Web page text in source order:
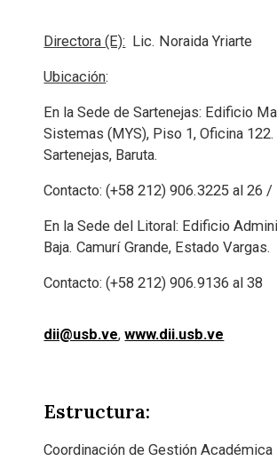
Directora (E): Lic. Noraida Yriarte
Ubicación:
En la Sede de Sartenejas: Edificio
Sistemas (MYS), Piso 1, Oficina
Sartenejas, Baruta.
Contacto: (+58 212) 906.3225 al 26 /
En la Sede del Litoral: Edificio
Baja. Camurí Grande, Estado Vargas.
Contacto: (+58 212) 906.9136 al 38
dii@usb.ve,www.dii.usb.ve
Estructura:
Coordinación de Gestión Académica